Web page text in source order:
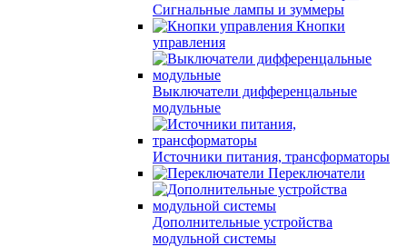
Сигнальные лампы и зуммеры
Кнопки
управления
Выключатели дифференцальные
модульные
Источники питания, трансформаторы
Переключатели
Дополнительные устройства
модульной системы